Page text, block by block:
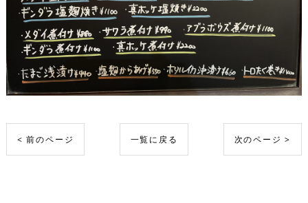
< 前のページ 一覧に戻る 次のページ >